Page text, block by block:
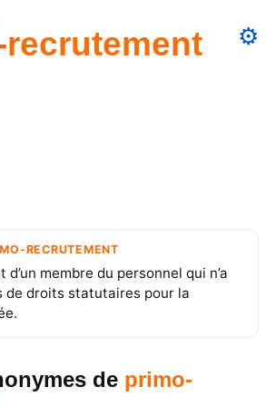
⚙️
RECRUTEMENT
d’un membre du personnel qui n’a
de droits statutaires pour la
de primo-